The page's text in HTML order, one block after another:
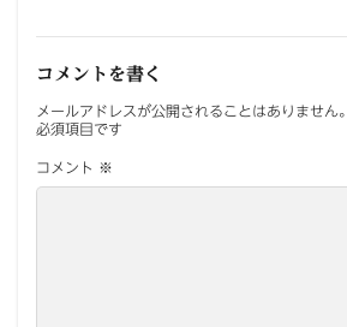
コメントを書く
メールアドレスが公開されることはありません。
必須項目です
コメント ※